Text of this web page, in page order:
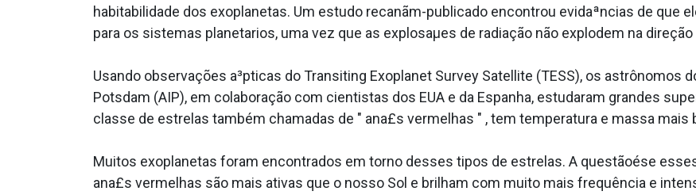
habitabilidade dos exoplanetas. Um estudo recanãm-publicado encontrou evidaªncias de que
para os sistemas planetarios, uma vez que as explosaµes de radiação não explodem na
Usando observações a³pticas do Transiting Exoplanet Survey Satellite (TESS), os astrônomos
Potsdam (AIP), em colaboração com cientistas dos EUA e da Espanha, estudaram grandes
classe de estrelas também chamadas de " ana£s vermelhas " , tem temperatura e massa mais
Muitos exoplanetas foram encontrados em torno desses tipos de estrelas. A questãoése
ana£s vermelhas são mais ativas que o nosso Sol e brilham com muito mais frequência e